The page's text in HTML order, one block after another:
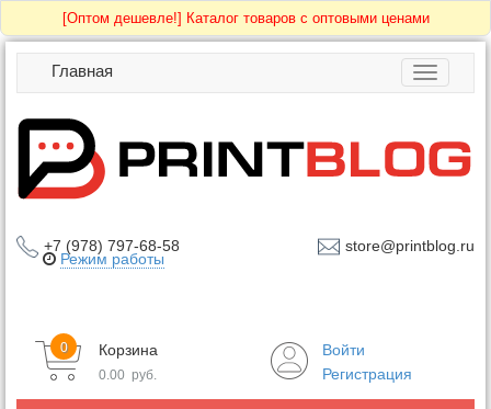
[Оптом дешевле!] Каталог товаров с оптовыми ценами
Toggle
Главная
+7 (978) 797-68-58 store@printblog.ru
Режим работы
Корзина
0
0.00 руб.
Войти
Регистрация